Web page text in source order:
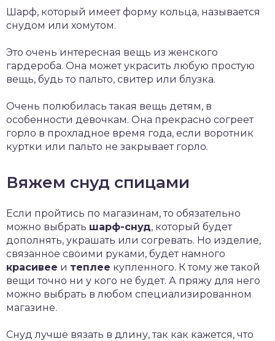
Шарф, который имеет форму кольца, называется
снудом или хомутом.
Это очень интересная вещь из женского
гардероба. Она может украсить любую простую
вещь, будь то пальто, свитер или блузка.
Очень полюбилась такая вещь детям, в
особенности девочкам. Она прекрасно согреет
горло в прохладное время года, если воротник
куртки или пальто не закрывает горло.
Вяжем снуд спицами
Если пройтись по магазинам, то обязательно
можно выбрать шарф-снуд, который будет
дополнять, украшать или согревать. Но изделие,
связанное своими руками, будет намного
красивее и теплее купленного. К тому же такой
вещи точно ни у кого не будет. А пряжу для него
можно выбрать в любом специализированном
магазине.
Снуд лучше вязать в длину, так как кажется, что